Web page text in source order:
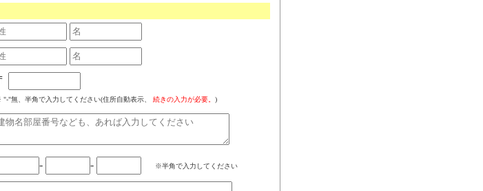
"無、半角で入力してください(住所自動表示、 続きの入力が必要。 )
- - ※半角で入力してください